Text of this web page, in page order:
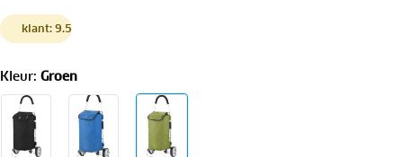
klant: 9.5
Kleur: Groen